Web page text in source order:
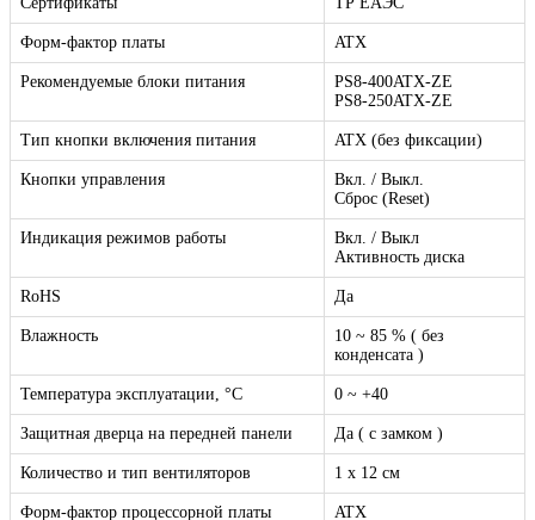
Форм-фактор платы ATX
Рекомендуемые блоки питания
PS8-400ATX-ZE
PS8-250ATX-ZE
Тип кнопки включения питания ATX (без фиксации)
Кнопки управления
Вкл. / Выкл.
Сброс (Reset)
Индикация режимов работы
Вкл. / Выкл
Активность диска
RoHS Да
Влажность
10 ~ 85 % ( без
конденсата )
Температура эксплуатации, °C 0 ~ +40
Защитная дверца на передней панели Да ( с замком )
Количество и тип вентиляторов 1 x 12 см
Форм-фактор процессорной платы ATX